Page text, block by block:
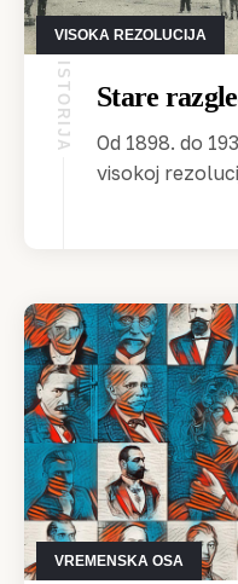
VISOKA REZOLUCIJA
ISTORIJA Stare
Od 1898. do
visokoj
VREMENSKA OSA